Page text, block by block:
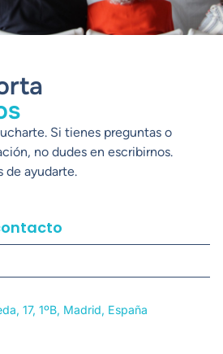
Si tienes preguntas o
no dudes en escribirnos.
de ayudarte.
17, 1ºB, Madrid, España